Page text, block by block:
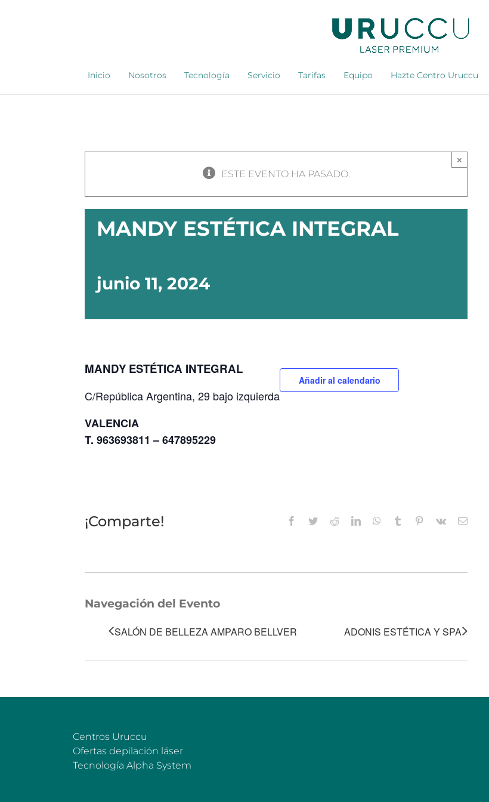
Inicio Nosotros Tecnología Servicio Tarifas Equipo Hazte Centro Uruccu
×
ESTE EVENTO HA PASADO.
MANDY ESTÉTICA INTEGRAL
junio 11, 2024
MANDY ESTÉTICA INTEGRAL
C/República Argentina, 29 bajo izquierda
VALENCIA
T. 963693811 – 647895229
Añadir al calendario
¡Comparte! Facebook
TwitterRedditLinkedInWhatsApp
Tumblr Pinterest
Vk
Correo
Navegación del Evento
SALÓN DE BELLEZA AMPARO BELLVER ADONIS ESTÉTICA Y SPA
Centros Uruccu
Ofertas depilación láser
Tecnología Alpha System